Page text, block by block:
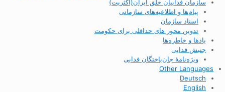
سازمان فداییان خلق ایران(اکثریت)
پیام‌ها و اطلاعیه‌های سازمانی
اسناد سازمان
تدوین محور های حداقلی برای حکومت
یادها و خاطره‌ها
جنبش فدایی
ویژه‌نامهٔ جان‌باختگان فدایی
Other Languages
Deutsch
English